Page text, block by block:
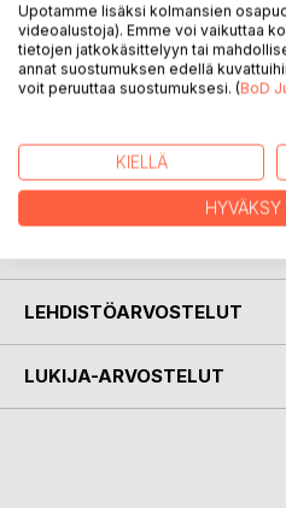
Teoksessa on myös katsaus
rockin vastaanottoon
päättää Juri Nummelinin
luvun lopun uuden sukupolven
Vastavirtaan on ensimmäinen
vaihtoehtorockin historiasta.
LEHDISTÖARVOSTELUT
LUKIJA-ARVOSTELUT
Upotamme lisäksi kolmansien
videoalustoja). Emme voi vaikuttaa
tietojen jatkokäsittelyyn tai
annat suostumuksen edellä
voit peruuttaa suostumuksesi. (BoD
KIELLÄ
HYVÄKSY